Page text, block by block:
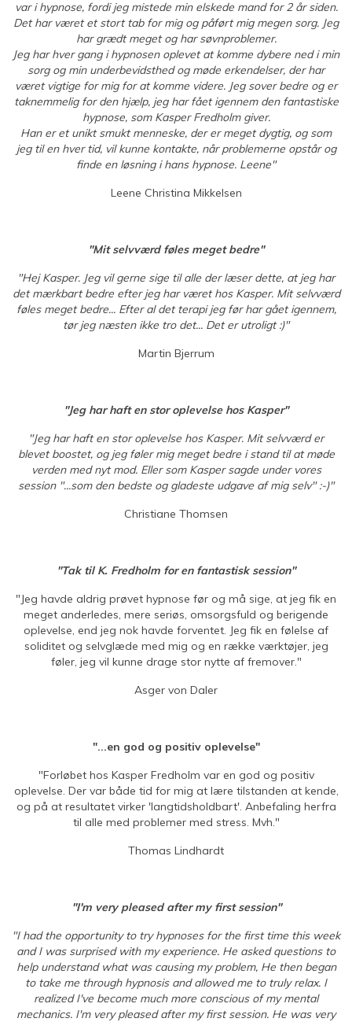
var i hypnose, fordi jeg mistede min elskede mand for 2 år siden.
Det har været et stort tab for mig og påført mig megen sorg. Jeg
har grædt meget og har søvnproblemer.
Jeg har hver gang i hypnosen oplevet at komme dybere ned i min
sorg og min underbevidsthed og møde erkendelser, der har
været vigtige for mig for at komme videre. Jeg sover bedre og er
taknemmelig for den hjælp, jeg har fået igennem den fantastiske
hypnose, som Kasper Fredholm giver.
Han er et unikt smukt menneske, der er meget dygtig, og som
jeg til en hver tid, vil kunne kontakte, når problemerne opstår og
finde en løsning i hans hypnose. Leene"
Leene Christina Mikkelsen
"Mit selvværd føles meget bedre"
"Hej Kasper. Jeg vil gerne sige til alle der læser dette, at jeg har
det mærkbart bedre efter jeg har været hos Kasper. Mit selvværd
føles meget bedre... Efter al det terapi jeg før har gået igennem,
tør jeg næsten ikke tro det... Det er utroligt :)"
Martin Bjerrum
"Jeg har haft en stor oplevelse hos Kasper"
"Jeg har haft en stor oplevelse hos Kasper. Mit selvværd er
blevet boostet, og jeg føler mig meget bedre i stand til at møde
verden med nyt mod. Eller som Kasper sagde under vores
session "...som den bedste og gladeste udgave af mig selv" :-)"
Christiane Thomsen
"Tak til K. Fredholm for en fantastisk session"
"Jeg havde aldrig prøvet hypnose før og må sige, at jeg fik en
meget anderledes, mere seriøs, omsorgsfuld og berigende
oplevelse, end jeg nok havde forventet. Jeg fik en følelse af
soliditet og selvglæde med mig og en række værktøjer, jeg
føler, jeg vil kunne drage stor nytte af fremover."
Asger von Daler
"...en god og positiv oplevelse"
"Forløbet hos Kasper Fredholm var en god og positiv
oplevelse. Der var både tid for mig at lære tilstanden at kende,
og på at resultatet virker 'langtidsholdbart'. Anbefaling herfra
til alle med problemer med stress. Mvh."
Thomas Lindhardt
"I'm very pleased after my first session"
"I had the opportunity to try hypnoses for the first time this week
and I was surprised with my experience. He asked questions to
help understand what was causing my problem, He then began
to take me through hypnosis and allowed me to truly relax. I
realized I've become much more conscious of my mental
mechanics. I'm very pleased after my first session. He was very